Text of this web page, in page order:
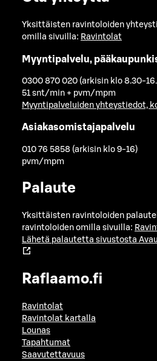
Yksittäisten ravintoloiden
omilla sivuilla: Ravintolat
Myyntipalvelu,
0300 870 020 (arkisin klo 8.30-
51 snt/min + pvm/mpm
Myyntipalveluiden yhteystiedot,
Asiakasomistajapalvelu
010 76 5858 (arkisin klo 9-16)
pvm/mpm
Palaute
Yksittäisten ravintoloiden
ravintoloiden omilla sivuilla:
Lähetä palautetta sivustosta
Raflaamo.fi
Ravintolat
Ravintolat kartalla
Lounas
Tapahtumat
Saavutettavuus